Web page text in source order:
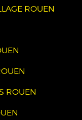
ROUEN
ROUEN